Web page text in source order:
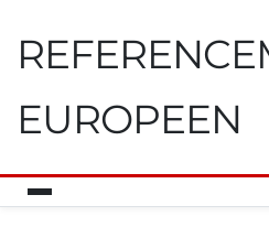
EUROPEEN